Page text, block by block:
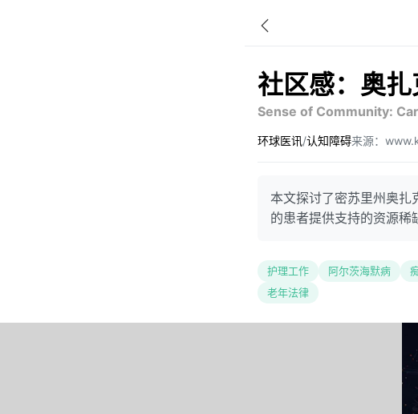
社区感：奥
Sense of Community:
环球医讯/认知障碍来源：
本文探讨了密苏里州奥扎
的患者提供支持的资源稀
护理工作 阿尔茨海默病
老年法律